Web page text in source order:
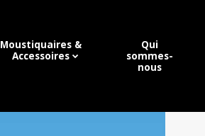
Moustiquaires &
Accessoires
Qui
sommes-
nous